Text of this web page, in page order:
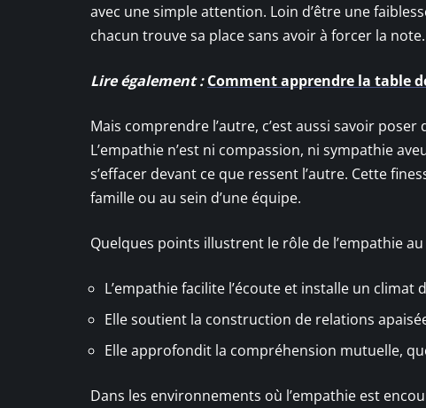
avec une simple attention. Loin d’être une
chacun trouve sa place sans avoir à forcer la note.
Lire également : Comment apprendre la table
Mais comprendre l’autre, c’est aussi savoir
L’empathie n’est ni compassion, ni sympathie
s’effacer devant ce que ressent l’autre. Cette
famille ou au sein d’une équipe.
Quelques points illustrent le rôle de l’empathie
L’empathie facilite l’écoute et installe un climat
Elle soutient la construction de relations
Elle approfondit la compréhension mutuelle,
Dans les environnements où l’empathie est